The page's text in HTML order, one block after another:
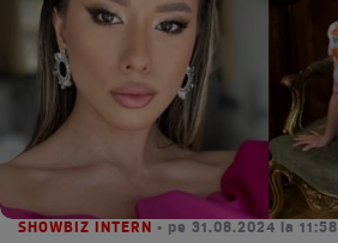
SHOWBIZ INTERN • pe 31.08.2024 la 11:58